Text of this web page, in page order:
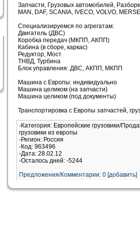
Запчасти, Грузовых автомобилей,
MAN, DAF, SCANIA, IVECO, VOLVO,
Специализируемся по агрегатам:
Двигатель (ДВС)
Коробка передач (МКПП, АКПП)
Кабина (в сборе, каркас)
Редуктор, Мост
ТНВД, Турбина
Блок управления: ДВС, АКПП, МКПП
Машина с Европы: индивидуально
Машина целиком (на запчасти)
Машина целиком (под документы)
Транспортировка с Европы запчастей,
Категория: Европейские грузовики/
грузовики из европы
Регион: Россия
Код: 963496
Дата: 28.02.12
Осталось дней: -5244
Предложения/Комментарии: 0 [добавить]